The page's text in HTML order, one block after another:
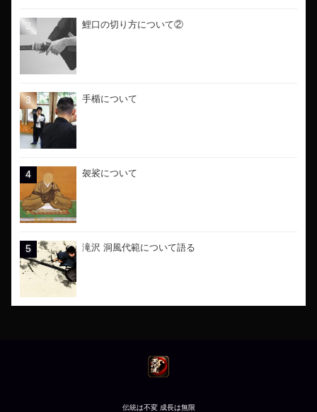
鯉口の切り方について②
手楯について
袈裟について
滝沢 洞風代範について語る
伝統は不変 成長は無限